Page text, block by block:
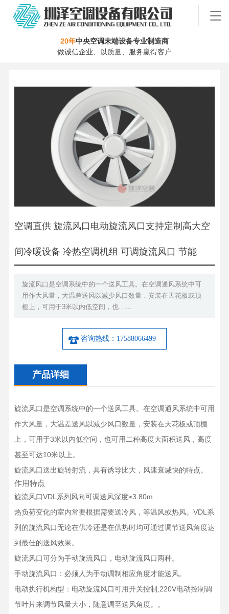
20年中央空调末端设备专业制造商
做诚信企业、以质量、服务赢得客户
空调直供 旋流风口电动旋流风口支持定制高大空
间冷暖设备 冷热空调机组 可调旋流风口 节能
旋流风口是空调系统中的一个送风工具。在空调通风系统中可
用作大风量，大温差送风以减少风口数量，安装在天花板或顶
棚上，可用于3米以内低空间，也……
咨询热线：17588066499
产品详细
旋流风口是空调系统中的一个送风工具。在空调通风系统中可用
作大风量，大温差送风以减少风口数量，安装在天花板或顶棚
上，可用于3米以内低空间，也可用二种高度大面积送风，高度
甚至可达10米以上。
旋流风口送出旋转射流，具有诱导比大，风速衰减快的特点。
作用特点
旋流风口VDL系列风向可调送风深度≥3.80m
热负荷变化的室内常要根据需要送冷风，等温风或热风。VDL系
列的旋流风口无论在供冷还是在供热时均可通过调节送风角度达
到最佳的送风效果。
旋流风口可分为手动旋流风口，电动旋流风口两种。
手动旋流风口：必须人为手动调制相应角度才能送风。
电动执行机构型：电动旋流风口可用开关控制,220V电动控制调
节叶片来调节风量大小，随意调至送风角度。。